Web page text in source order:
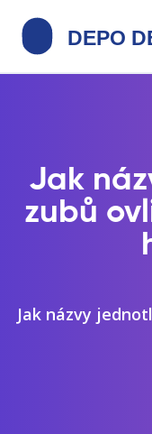
Jak
zubů
Jak názvy